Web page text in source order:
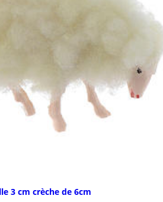
3 cm crèche de 6cm